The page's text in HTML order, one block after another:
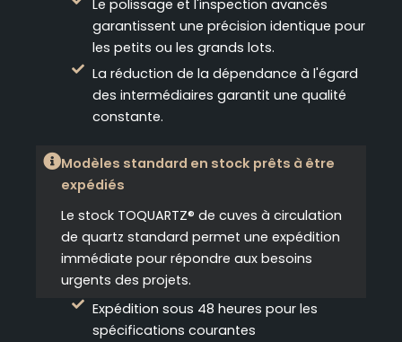
Le polissage et l'inspection avancés
garantissent une précision identique pour
les petits ou les grands lots.
La réduction de la dépendance à l'égard
des intermédiaires garantit une qualité
constante.
Modèles standard en stock prêts à être
expédiés
Le stock TOQUARTZ® de cuves à circulation
de quartz standard permet une expédition
immédiate pour répondre aux besoins
urgents des projets.
Expédition sous 48 heures pour les
spécifications courantes